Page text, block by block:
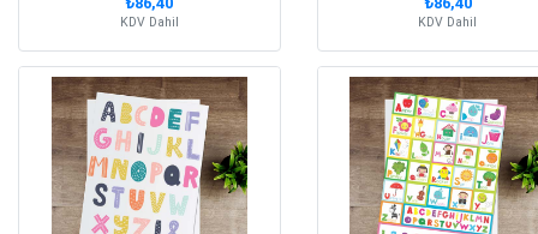
KDV Dahil KDV Dahil